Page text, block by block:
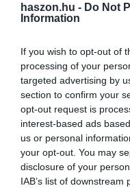
haszon.hu - Do Not
Information
If you wish to opt-out of
processing of your
targeted advertising by
section to confirm your
opt-out request is
interest-based ads
us or personal
your opt-out. You may
disclosure of your
IAB’s list of